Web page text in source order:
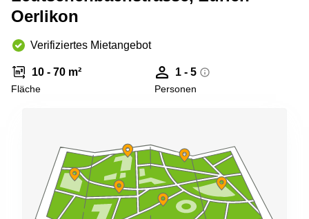
Center
Zürich
Business
Center
Zug
Business
Werftestrasse
4 Luzern
Oerlikon
Verifiziertes Mietangebot
10 - 70 m²
Fläche
1 - 5
Personen